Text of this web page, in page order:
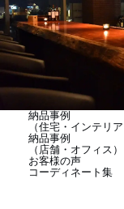
一枚板
MOKUBA
商品情報
直営店
納品事例
（住宅・インテリア
納品事例
（店舗・オフィス）
お客様の声
コーディネート集